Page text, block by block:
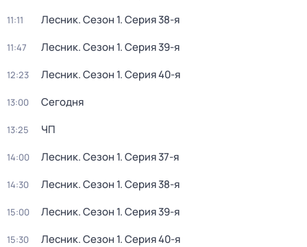
11:11 Лесник. Сезон 1. Серия 38-я
11:47 Лесник. Сезон 1. Серия 39-я
12:23 Лесник. Сезон 1. Серия 40-я
13:00 Сегодня
13:25 ЧП
14:00 Лесник. Сезон 1. Серия 37-я
14:30 Лесник. Сезон 1. Серия 38-я
15:00 Лесник. Сезон 1. Серия 39-я
15:30 Лесник. Сезон 1. Серия 40-я